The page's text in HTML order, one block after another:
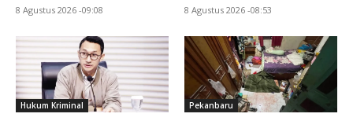
8 Agustus 2026 -09:08 8 Agustus 2026 -08:53
Hukum Kriminal Pekanbaru